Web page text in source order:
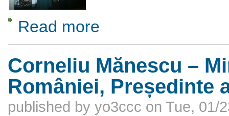
Read more
Corneliu Mănescu –
României, Președinte
published by yo3ccc on Tue, 01/